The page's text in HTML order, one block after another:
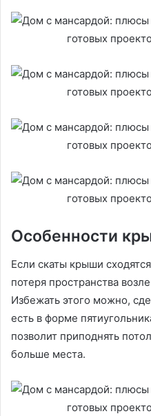
Особенности
Если скаты крыши
потеря пространства
Избежать этого можно,
есть в форме
позволит приподнять
больше места.